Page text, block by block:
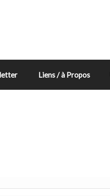
Liens / à Propos